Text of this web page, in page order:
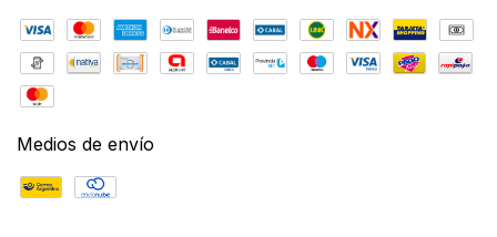
Medios de envío